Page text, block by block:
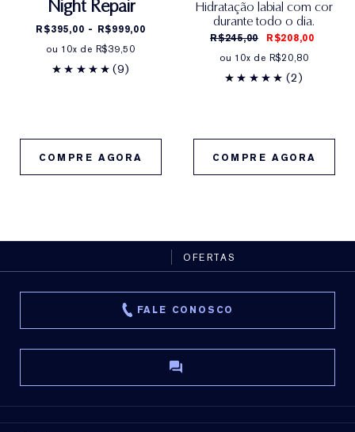
Night Repair
R$395,00 - R$999,00
ou 10x de R$39,50
(9)
COMPRE AGORA
Hidratação labial com cor
durante todo o dia.
R$245,00
R$208,00
ou 10x de R$20,80
(2)
COMPRE AGORA
OFERTAS
FALE CONOSCO